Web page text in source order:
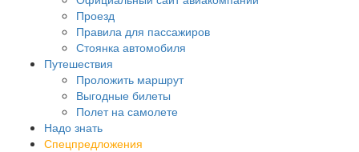
Проезд
Правила для пассажиров
Стоянка автомобиля
Путешествия
Проложить маршрут
Выгодные билеты
Полет на самолете
Надо знать
Спецпредложения